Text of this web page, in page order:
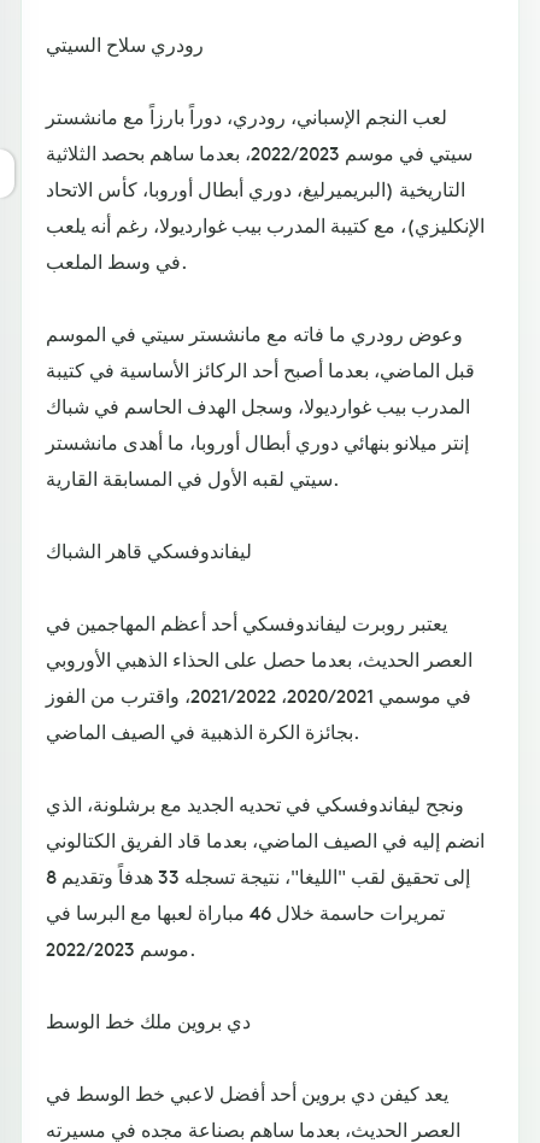
رودري سلاح السيتي
لعب النجم الإسباني، رودري، دوراً بارزاً مع مانشستر
سيتي في موسم 2022/2023، بعدما ساهم بحصد الثلاثية
التاريخية (البريميرليغ، دوري أبطال أوروبا، كأس الاتحاد
الإنكليزي)، مع كتيبة المدرب بيب غوارديولا، رغم أنه يلعب
في وسط الملعب.
وعوض رودري ما فاته مع مانشستر سيتي في الموسم
قبل الماضي، بعدما أصبح أحد الركائز الأساسية في كتيبة
المدرب بيب غوارديولا، وسجل الهدف الحاسم في شباك
إنتر ميلانو بنهائي دوري أبطال أوروبا، ما أهدى مانشستر
سيتي لقبه الأول في المسابقة القارية.
ليفاندوفسكي قاهر الشباك
يعتبر روبرت ليفاندوفسكي أحد أعظم المهاجمين في
العصر الحديث، بعدما حصل على الحذاء الذهبي الأوروبي
في موسمي 2020/2021، 2021/2022، واقترب من الفوز
بجائزة الكرة الذهبية في الصيف الماضي.
ونجح ليفاندوفسكي في تحديه الجديد مع برشلونة، الذي
انضم إليه في الصيف الماضي، بعدما قاد الفريق الكتالوني
إلى تحقيق لقب "الليغا"، نتيجة تسجله 33 هدفاً وتقديم 8
تمريرات حاسمة خلال 46 مباراة لعبها مع البرسا في
موسم 2022/2023.
دي بروين ملك خط الوسط
يعد كيفن دي بروين أحد أفضل لاعبي خط الوسط في
العصر الحديث، بعدما ساهم بصناعة مجده في مسيرته